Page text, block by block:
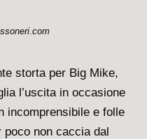
storta per Big Mike,
l’uscita in occasione
incomprensibile e folle
non caccia dal